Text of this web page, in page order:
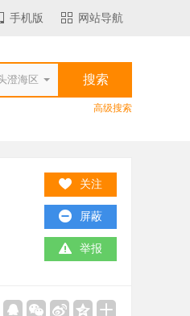
手机版 网站导航
高级搜索
关注
屏蔽
举报